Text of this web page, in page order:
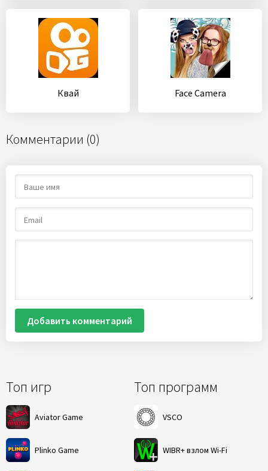
Топ игр
Aviator Game
Plinko Game
Топ программ
VSCO
WIBR+ взлом Wi-Fi
Квай Face Camera
Комментарии (0)
Добавить комментарий